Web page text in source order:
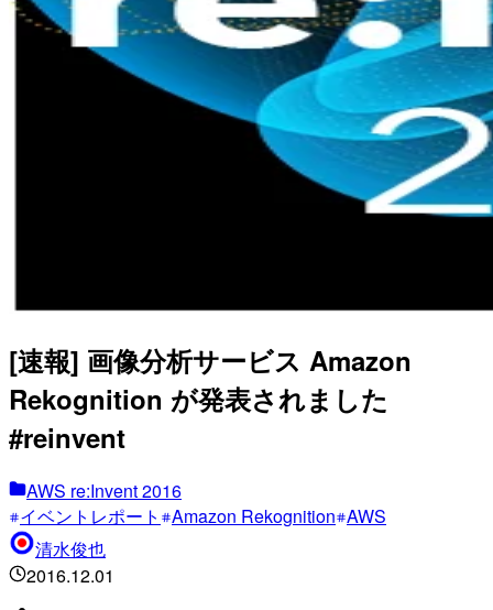
[速報] 画像分析サービス Amazon
Rekognition が発表されました
#reinvent
AWS re:Invent 2016
イベントレポート
Amazon Rekognition AWS
清水俊也
2016.12.01